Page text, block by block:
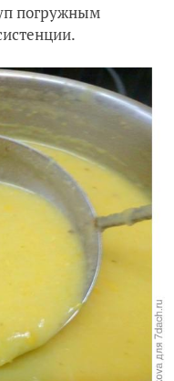
погружным